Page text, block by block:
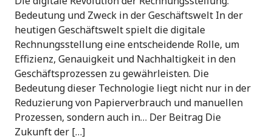
Bedeutung und Zweck in der Geschäftswelt In der
heutigen Geschäftswelt spielt die digitale
Rechnungsstellung eine entscheidende Rolle, um
Effizienz, Genauigkeit und Nachhaltigkeit in den
Geschäftsprozessen zu gewährleisten. Die
Bedeutung dieser Technologie liegt nicht nur in der
Reduzierung von Papierverbrauch und manuellen
Prozessen, sondern auch in… Der Beitrag Die
Zukunft der […]